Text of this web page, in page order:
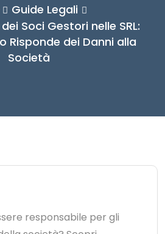
Guide Legali
Soci Gestori nelle SRL:
Risponde dei Danni alla
Società
responsabile per gli